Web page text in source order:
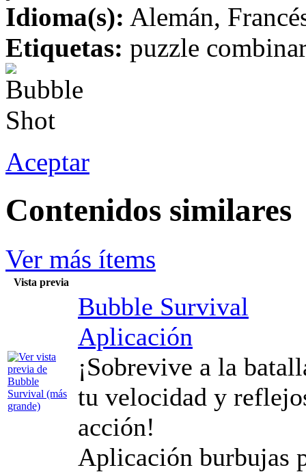
Idioma(s): Alemán,
Etiquetas: puzzle
Aceptar
Contenidos similares
Ver más ítems
Vista previa
Bubble Survival
Aplicación
¡Sobrevive a la
tu velocidad y
acción!
Aplicación burbujas